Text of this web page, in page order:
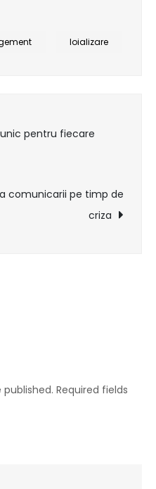
loializare
pentru fiecare
comunicarii pe timp de
criza
Required fields